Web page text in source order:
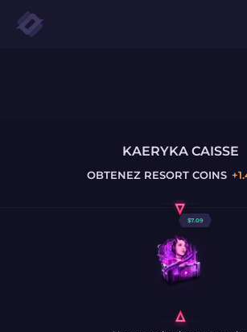
KAERYKA CAISSE
OBTENEZRESORT COINS +
$7.09